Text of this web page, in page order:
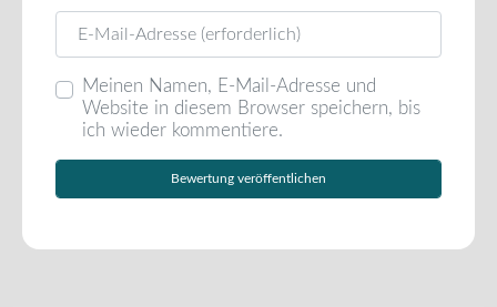
E-Mail
Meinen Namen, E-Mail-Adresse und
Website in diesem Browser speichern, bis
ich wieder kommentiere.